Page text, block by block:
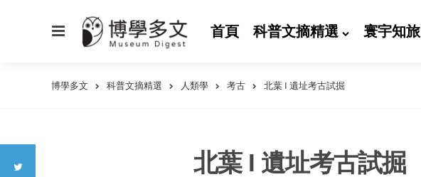
首頁 科普文摘精選 寰宇知旅
博學多文 科普文摘精選 人類學 考古 北葉 I 遺址考古試掘
北葉 I 遺址考古試掘